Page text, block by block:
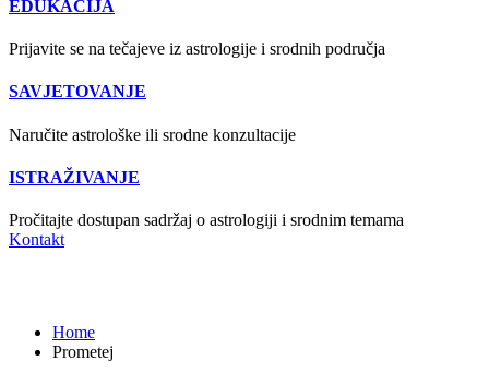
EDUKACIJA
Prijavite se na tečajeve iz astrologije i srodnih područja
SAVJETOVANJE
Naručite astrološke ili srodne konzultacije
ISTRAŽIVANJE
Pročitajte dostupan sadržaj o astrologiji i srodnim temama
Kontakt
Home
Prometej